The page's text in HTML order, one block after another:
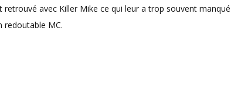
retrouvé avec Killer Mike ce qui leur a trop souvent manqué
redoutable MC.